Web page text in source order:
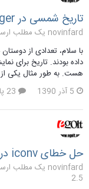
تاریخ شمسی در adsmanager
novinfard یک مطلب ارسال کرد در
هست. به طور مثال یکی از view های مربوطه رو بررسی و شمسی می کنم: فایل...
5 آذر 1390
حل خطای iconv در جوملا 1.7
novinfard یک مطلب ارسال کرد در
2.5